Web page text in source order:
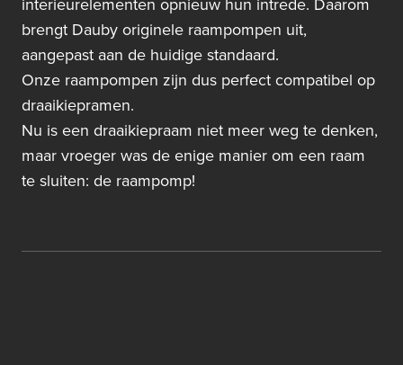
interieurelementen opnieuw hun intrede. Daarom
brengt Dauby originele raampompen uit,
aangepast aan de huidige standaard.
Onze raampompen zijn dus perfect compatibel op
draaikiepramen.
Nu is een draaikiepraam niet meer weg te denken,
maar vroeger was de enige manier om een raam
te sluiten: de raampomp!